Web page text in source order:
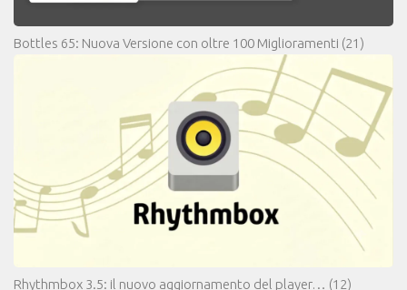
Bottles 65: Nuova Versione con oltre 100 Miglioramenti (21)
Rhythmbox 3.5: il nuovo aggiornamento del player… (12)